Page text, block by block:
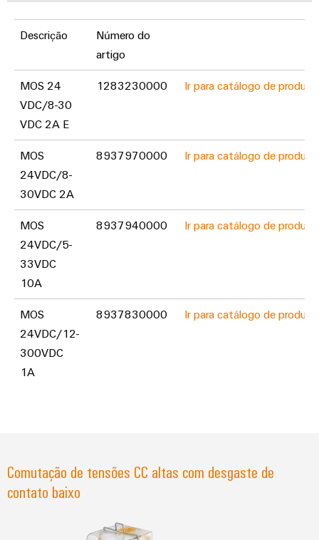
Descrição
Número do
artigo
MOS 24
VDC/8-30
VDC 2A E
1283230000 Ir para catálogo de
MOS
24VDC/8-
30VDC 2A
8937970000 Ir para catálogo de
MOS
24VDC/5-
33VDC
10A
8937940000 Ir para catálogo de
MOS
24VDC/12-
300VDC
1A
8937830000 Ir para catálogo de
Comutação de tensões CC altas com desgaste de
contato baixo